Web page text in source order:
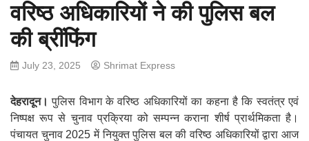
वरिष्ठ अधिकारियों ने की पुलिस बल
की ब्रींफिंग
July 23, 2025 Shrimat Express
देहरादून। पुलिस विभाग के वरिष्ठ अधिकारियों का कहना है कि स्वतंत्र एवं
निष्पक्ष रूप से चुनाव प्रक्रिया को सम्पन्न कराना शीर्ष प्रार्थमिकता है।
पंचायत चुनाव 2025 में नियुक्त पुलिस बल की वरिष्ठ अधिकारियों द्वारा आज